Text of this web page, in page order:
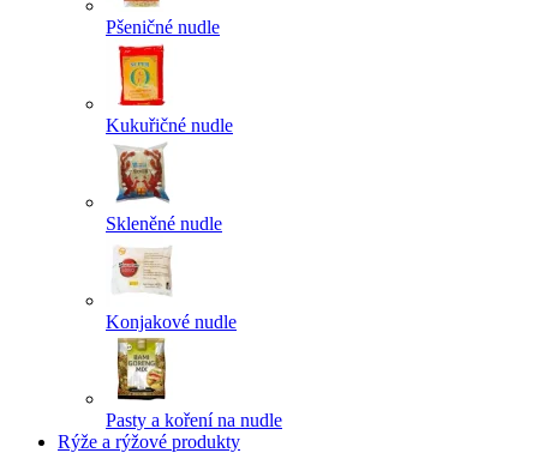
Pšeničné nudle
Kukuřičné nudle
Skleněné nudle
Konjakové nudle
Pasty a koření na nudle
Rýže a rýžové produkty